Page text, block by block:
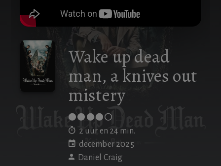
Wake up dead
man, a knives out
mistery
2 uur en 24 min.
december 2025
Daniel Craig